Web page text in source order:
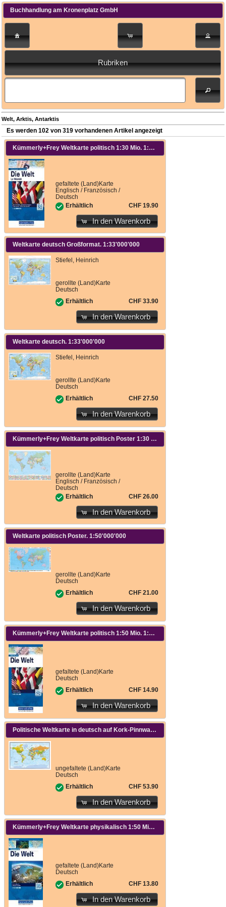
Buchhandlung am Kronenplatz GmbH
Rubriken
Welt, Arktis, Antarktis
Es werden 102 von 319 vorhandenen Artikel angezeigt
Kümmerly+Frey Weltkarte politisch 1:30 Mio. 1:30'000'000
gefaltete (Land)Karte
Englisch / Französisch /
Deutsch
Erhältlich
CHF 19.90
In den Warenkorb
Weltkarte deutsch Großformat. 1:33'000'000
Stiefel, Heinrich
gerollte (Land)Karte
Deutsch
Erhältlich
CHF 33.90
In den Warenkorb
Weltkarte deutsch. 1:33'000'000
Stiefel, Heinrich
gerollte (Land)Karte
Deutsch
Erhältlich
CHF 27.50
In den Warenkorb
Kümmerly+Frey Weltkarte politisch Poster 1:30 Mio. 1:30'000'000
gerollte (Land)Karte
Englisch / Französisch /
Deutsch
Erhältlich
CHF 26.00
In den Warenkorb
Weltkarte politisch Poster. 1:50'000'000
gerollte (Land)Karte
Deutsch
Erhältlich
CHF 21.00
In den Warenkorb
Kümmerly+Frey Weltkarte politisch 1:50 Mio. 1:50'000'000
gefaltete (Land)Karte
Deutsch
Erhältlich
CHF 14.90
In den Warenkorb
Politische Weltkarte in deutsch auf Kork-Pinnwand 90x60cm. 1:45'350'000
ungefaltete (Land)Karte
Deutsch
Erhältlich
CHF 53.90
In den Warenkorb
Kümmerly+Frey Weltkarte physikalisch 1:50 Mio. 1:50'000'000
gefaltete (Land)Karte
Deutsch
Erhältlich
CHF 13.80
In den Warenkorb